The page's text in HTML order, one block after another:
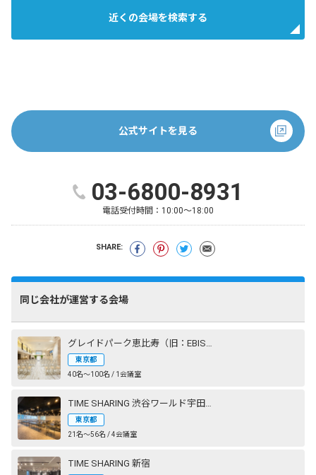
近くの会場を検索する
公式サイトを見る
03-6800-8931
電話受付時間： 10:00～18:00
SHARE:
同じ会社が運営する会場
グレイドパーク恵比寿（旧：EBISU SHOW ROOM［エビスショールーム］）
東京都
40名〜100名 / 1会議室
TIME SHARING 渋谷ワールド宇田川ビル
東京都
21名〜56名 / 4会議室
TIME SHARING 新宿